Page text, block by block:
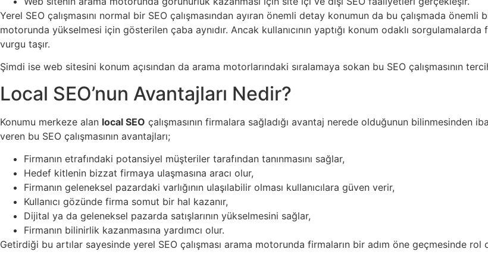
Yerel SEO çalışmasını normal bir SEO çalışmasından ayıran önemli detay konumun da bu çalışmada
motorunda yükselmesi için gösterilen çaba aynıdır. Ancak kullanıcının yaptığı konum odaklı sorgulamalarda
vurgu taşır.
Şimdi ise web sitesini konum açısından da arama motorlarındaki sıralamaya sokan bu SEO çalışmasının
Local SEO’nun Avantajları Nedir?
Konumu merkeze alan local SEO çalışmasının firmalara sağladığı avantaj nerede olduğunun bilinmesinden
veren bu SEO çalışmasının avantajları;
Firmanın etrafındaki potansiyel müşteriler tarafından tanınmasını sağlar,
Hedef kitlenin bizzat firmaya ulaşmasına aracı olur,
Firmanın geleneksel pazardaki varlığının ulaşılabilir olması kullanıcılara güven verir,
Kullanıcı gözünde firma somut bir hal kazanır,
Dijital ya da geleneksel pazarda satışlarının yükselmesini sağlar,
Firmanın bilinirlik kazanmasına yardımcı olur.
Getirdiği bu artılar sayesinde yerel SEO çalışması arama motorunda firmaların bir adım öne geçmesinde rol